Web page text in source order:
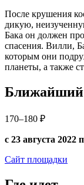
После крушения
дикую,
Бака он должен
спасения. Вилли,
которым они
планеты, а также
Ближайший
170–180 ₽
с 23 августа 2022
Сайт площадки